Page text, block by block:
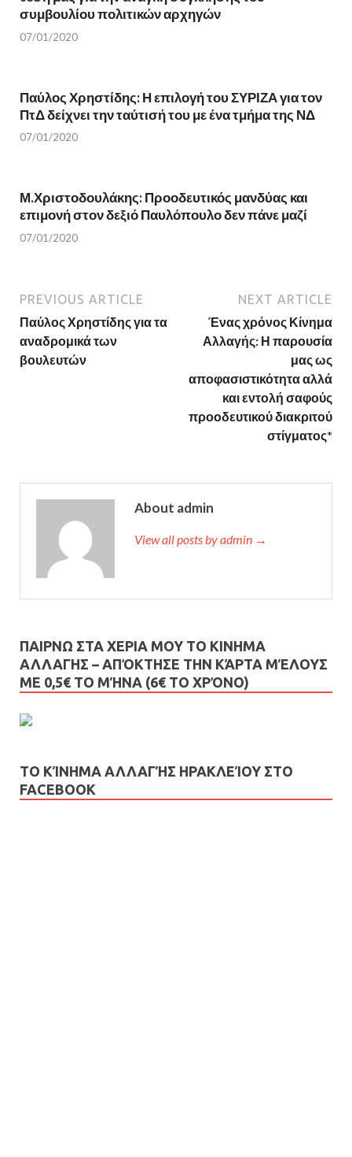
s
i
n
n
d
o
w
)
i
n
e
d
o
w
)
συμβουλίου πολιτικών αρχηγών
07/01/2020
Παύλος Χρηστίδης: Η επιλογή του ΣΥΡΙΖΑ για τον
ΠτΔ δείχνει την ταύτισή του με ένα τμήμα της ΝΔ
07/01/2020
Μ.Χριστοδουλάκης: Προοδευτικός μανδύας και
επιμονή στον δεξιό Παυλόπουλο δεν πάνε μαζί
07/01/2020
PREVIOUS ARTICLE
Παύλος Χρηστίδης για τα
αναδρομικά των
βουλευτών
NEXT ARTICLE
Ένας χρόνος Κίνημα
Αλλαγής: Η παρουσία
μας ως
αποφασιστικότητα αλλά
και εντολή σαφούς
προοδευτικού διακριτού
στίγματος*
About admin
View all posts by admin →
ΠΑΙΡΝΩ ΣΤΑ ΧΕΡΙΑ ΜΟΥ ΤΟ ΚΙΝΗΜΑ
ΑΛΛΑΓΗΣ – AΠΌΚΤΗΣΕ ΤΗΝ ΚΆΡΤΑ ΜΈΛΟΥΣ
ΜΕ 0,5€ ΤΟ ΜΉΝΑ (6€ ΤΟ ΧΡΌΝΟ)
ΤΟ ΚΊΝΗΜΑ ΑΛΛΑΓΉΣ ΗΡΑΚΛΕΊΟΥ ΣΤΟ
FACEBOOK